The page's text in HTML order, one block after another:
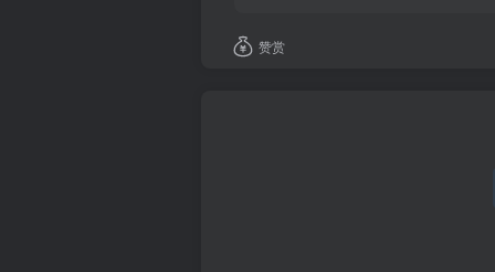
赞赏